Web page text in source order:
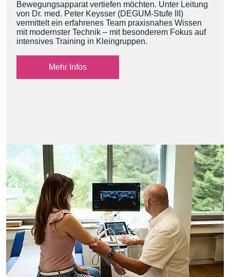
Bewegungsapparat vertiefen möchten. Unter Leitung
von Dr. med. Peter Keysser (DEGUM-Stufe III)
vermittelt ein erfahrenes Team praxisnahes Wissen
mit modernster Technik – mit besonderem Fokus auf
intensives Training in Kleingruppen.
Mehr Infos